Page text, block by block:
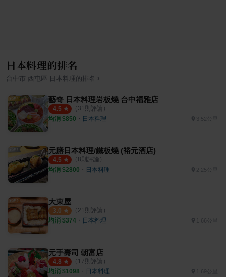
日本料理的排名
台中市 西屯區 日本料理 的排名 ›
藝奇 日本料理岩板燒 台中福雅店
4.5 （ 31 則評論）
均消 $850 ・ 日本料理 3.52公里
元膳日本料理/鐵板燒 (裕元酒店)
4.5 （ 8則評論）
均消 $2800 ・ 日本料理 2.25公里
大東屋
3.0 （ 21 則評論）
均消 $374 ・ 日本料理
元手壽司 朝富店
4.8 （ 17則評論）
均消 $1098 ・ 日本料理